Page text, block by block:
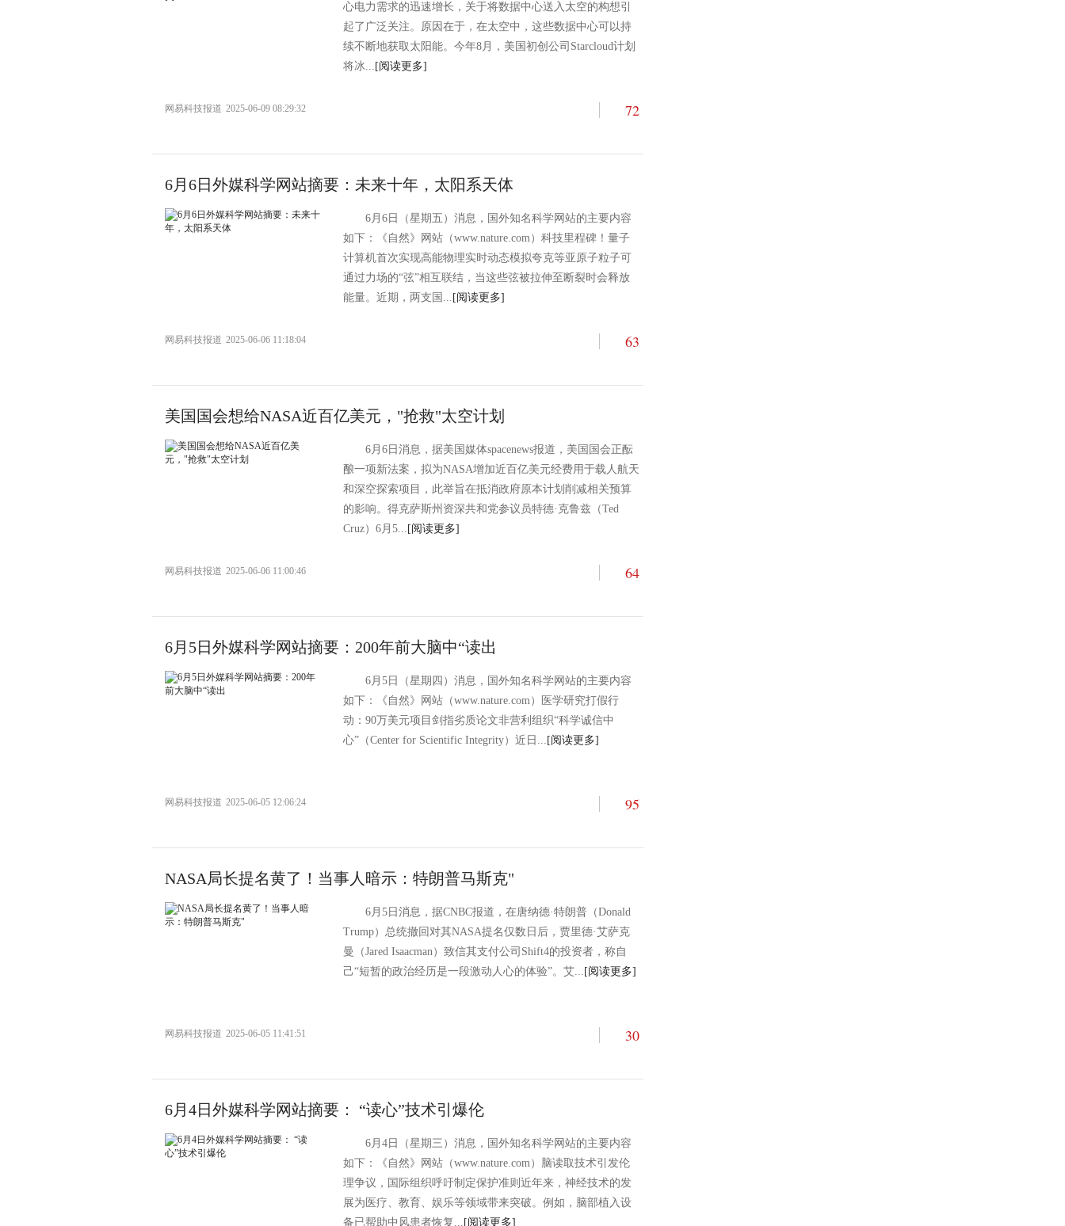
心电力需求的迅速增长，关于将数据中心送入太空的构想引
起了广泛关注。原因在于，在太空中，这些数据中心可以持
续不断地获取太阳能。今年8月，美国初创公司Starcloud计划
将冰... [阅读更多]
72
网易科技报道 2025-06-09 08:29:32
6月6日外媒科学网站摘要：未来十年，太阳系天体
6月6日（星期五）消息，国外知名科学网站的主要内容
如下：《自然》网站（www.nature.com）科技里程碑！量子
计算机首次实现高能物理实时动态模拟夸克等亚原子粒子可
通过力场的“弦”相互联结，当这些弦被拉伸至断裂时会释放
能量。近期，两支国... [阅读更多]
63
网易科技报道 2025-06-06 11:18:04
美国国会想给NASA近百亿美元，"抢救"太空计划
6月6日消息，据美国媒体spacenews报道，美国国会正酝
酿一项新法案，拟为NASA增加近百亿美元经费用于载人航天
和深空探索项目，此举旨在抵消政府原本计划削减相关预算
的影响。得克萨斯州资深共和党参议员特德·克鲁兹（Ted
Cruz）6月5... [阅读更多]
64
网易科技报道 2025-06-06 11:00:46
6月5日外媒科学网站摘要：200年前大脑中“读出
6月5日（星期四）消息，国外知名科学网站的主要内容
如下：《自然》网站（www.nature.com）医学研究打假行
动：90万美元项目剑指劣质论文非营利组织“科学诚信中
心”（Center for Scientific Integrity）近日... [阅读更多]
95
网易科技报道 2025-06-05 12:06:24
NASA局长提名黄了！当事人暗示：特朗普马斯克"
6月5日消息，据CNBC报道，在唐纳德·特朗普（Donald
Trump）总统撤回对其NASA提名仅数日后，贾里德·艾萨克
曼（Jared Isaacman）致信其支付公司Shift4的投资者，称自
己“短暂的政治经历是一段激动人心的体验”。艾... [阅读更多]
30
网易科技报道 2025-06-05 11:41:51
6月4日外媒科学网站摘要： “读心”技术引爆伦
6月4日（星期三）消息，国外知名科学网站的主要内容
如下：《自然》网站（www.nature.com）脑读取技术引发伦
理争议，国际组织呼吁制定保护准则近年来，神经技术的发
展为医疗、教育、娱乐等领域带来突破。例如，脑部植入设
备已帮助中风患者恢复... [阅读更多]